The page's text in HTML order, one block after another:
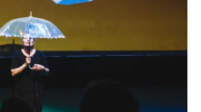
(atelierdacosta) e